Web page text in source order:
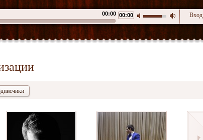
00:00 00:00 Вход